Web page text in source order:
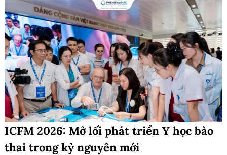
ICFM 2026: Mở lối phát triển Y học bào
thai trong kỷ nguyên mới